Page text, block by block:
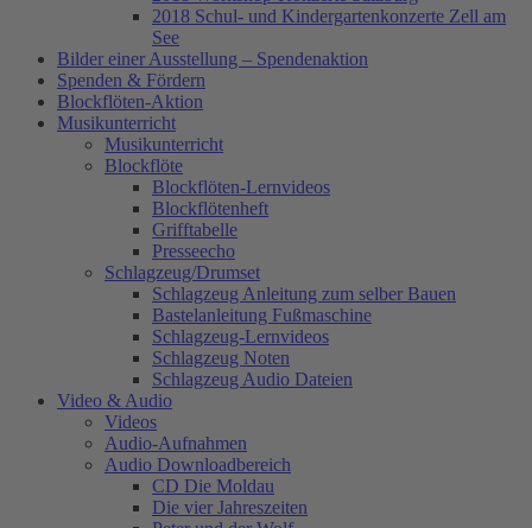
2018 Schul- und Kindergartenkonzerte Zell am
See
Bilder einer Ausstellung – Spendenaktion
Spenden & Fördern
Blockflöten-Aktion
Musikunterricht
Musikunterricht
Blockflöte
Blockflöten-Lernvideos
Blockflötenheft
Grifftabelle
Presseecho
Schlagzeug/Drumset
Schlagzeug Anleitung zum selber Bauen
Bastelanleitung Fußmaschine
Schlagzeug-Lernvideos
Schlagzeug Noten
Schlagzeug Audio Dateien
Video & Audio
Videos
Audio-Aufnahmen
Audio Downloadbereich
CD Die Moldau
Die vier Jahreszeiten